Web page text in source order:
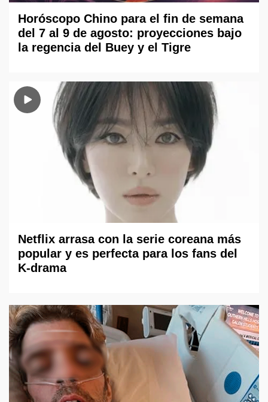
Horóscopo Chino para el fin de semana
del 7 al 9 de agosto: proyecciones bajo
la regencia del Buey y el Tigre
Netflix arrasa con la serie coreana más
popular y es perfecta para los fans del
K-drama